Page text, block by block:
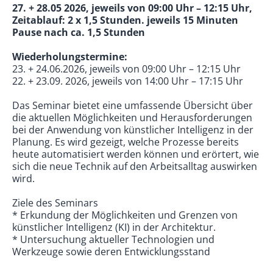
27. + 28.05 2026, jeweils von 09:00 Uhr – 12:15 Uhr,
Zeitablauf: 2 x 1,5 Stunden. jeweils 15 Minuten
Pause nach ca. 1,5 Stunden
Wiederholungstermine:
23. + 24.06.2026, jeweils von 09:00 Uhr – 12:15 Uhr
22. + 23.09. 2026, jeweils von 14:00 Uhr – 17:15 Uhr
Das Seminar bietet eine umfassende Übersicht über
die aktuellen Möglichkeiten und Herausforderungen
bei der Anwendung von künstlicher Intelligenz in der
Planung. Es wird gezeigt, welche Prozesse bereits
heute automatisiert werden können und erörtert, wie
sich die neue Technik auf den Arbeitsalltag auswirken
wird.
Ziele des Seminars
* Erkundung der Möglichkeiten und Grenzen von
künstlicher Intelligenz (KI) in der Architektur.
* Untersuchung aktueller Technologien und
Werkzeuge sowie deren Entwicklungsstand